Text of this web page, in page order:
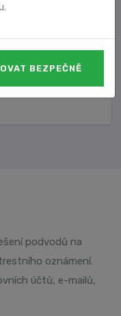
podvodů na
oznámení.
účtů, e-mailů,
BEZPEČNĚ